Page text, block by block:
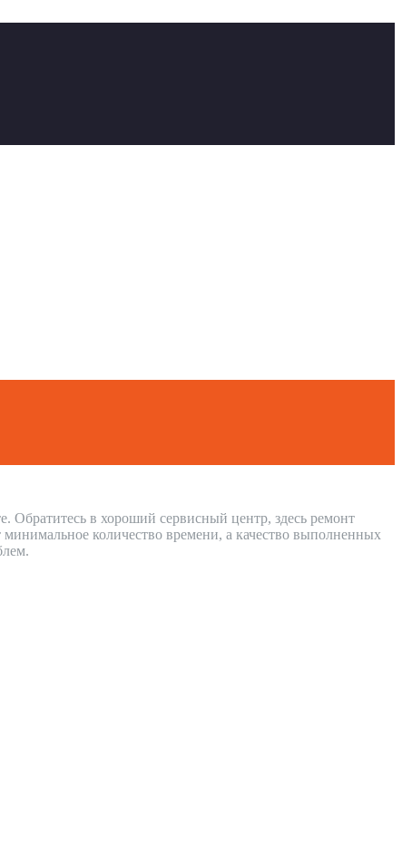
Обратитесь в хороший сервисный центр, здесь ремонт
количество времени, а качество выполненных